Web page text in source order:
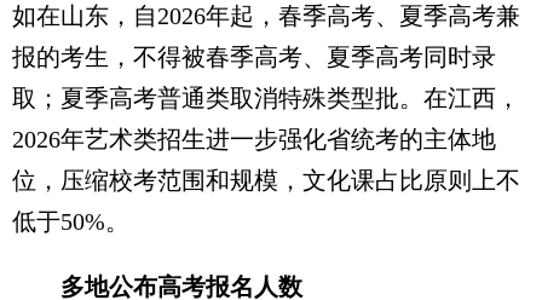
如在山东，自2026年起，春季高考、夏季高考兼
报的考生，不得被春季高考、夏季高考同时录
取；夏季高考普通类取消特殊类型批。在江西，
2026年艺术类招生进一步强化省统考的主体地
位，压缩校考范围和规模，文化课占比原则上不
低于50%。
多地公布高考报名人数